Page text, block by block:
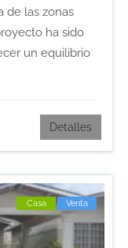
de las zonas
ha sido
un equilibrio
Detalles
Venta
Casa